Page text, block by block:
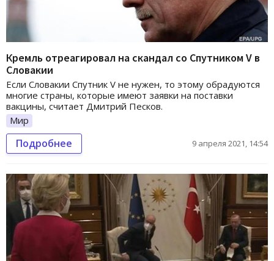
Кремль отреагировал на скандал со Спутником V в
Словакии
Если Словакии Спутник V не нужен, то этому обрадуются
многие страны, которые имеют заявки на поставки
вакцины, считает Дмитрий Песков.
Мир
Подробнее 9 апреля 2021, 14:54